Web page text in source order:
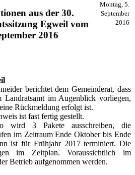
aus der 30.
Egweil vom
2016
Montag, 5.
September
2016
berichtet dem Gemeinderat, dass
Landratsamt im Augenblick vorliegen,
Rückmeldung erfolgt ist.
ist fast fertig gestellt.
wird 3 Pakete ausschreiben, die
im Zeitraum Ende Oktober bis Ende
ist für Frühjahr 2017 terminiert. Die
im Zeitplan. Voraussichtlich im
Betrieb aufgenommen werden.